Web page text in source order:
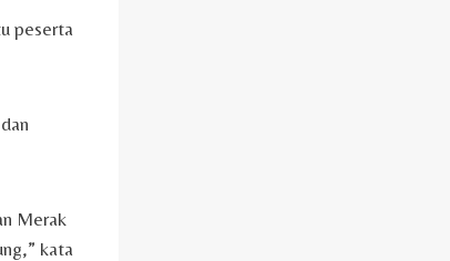
peserta
Merak
kata